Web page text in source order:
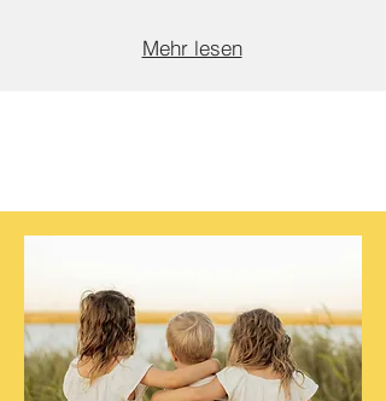
Mehr lesen